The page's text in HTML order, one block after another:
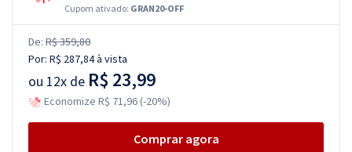
Cupom ativado: GRAN20-OFF
De: R$ 359,80
Por: R$ 287,84à vista
ou 12x de R$ 23,99
Economize R$ 71,96 (-20%)
Comprar agora